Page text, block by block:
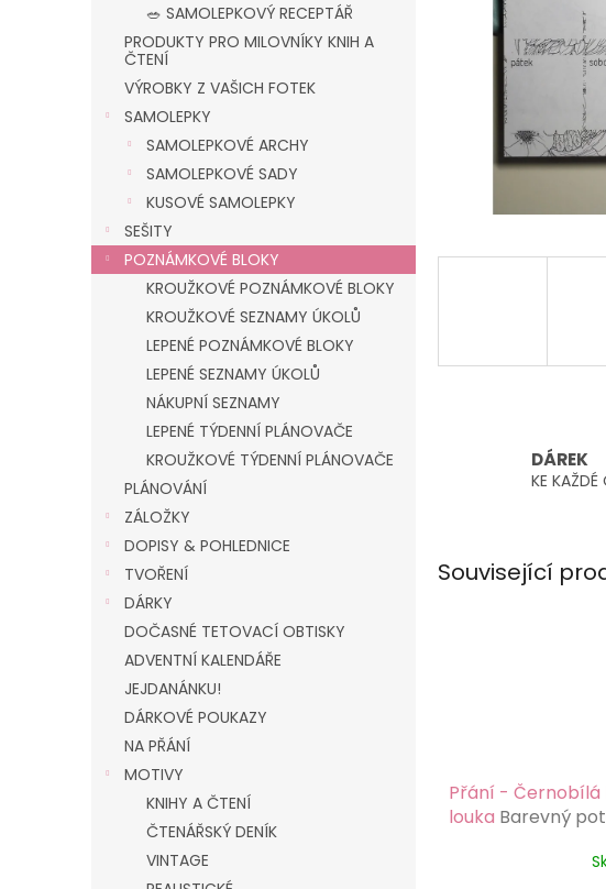
🥗 SAMOLEPKOVÝ RECEPTÁŘ
PRODUKTY PRO MILOVNÍKY KNIH A
ČTENÍ
VÝROBKY Z VAŠICH FOTEK
SAMOLEPKY
SAMOLEPKOVÉ ARCHY
SAMOLEPKOVÉ SADY
KUSOVÉ SAMOLEPKY
SEŠITY
POZNÁMKOVÉ BLOKY
KROUŽKOVÉ POZNÁMKOVÉ BLOKY
KROUŽKOVÉ SEZNAMY ÚKOLŮ
LEPENÉ POZNÁMKOVÉ BLOKY
LEPENÉ SEZNAMY ÚKOLŮ
NÁKUPNÍ SEZNAMY
LEPENÉ TÝDENNÍ PLÁNOVAČE
KROUŽKOVÉ TÝDENNÍ PLÁNOVAČE
PLÁNOVÁNÍ
ZÁLOŽKY
DOPISY & POHLEDNICE
TVOŘENÍ
DÁRKY
DOČASNÉ TETOVACÍ OBTISKY
ADVENTNÍ KALENDÁŘE
JEJDANÁNKU!
DÁRKOVÉ POUKAZY
NA PŘÁNÍ
MOTIVY
KNIHY A ČTENÍ
ČTENÁŘSKÝ DENÍK
VINTAGE
DÁREK
KE KAŽDÉ
Související
Přání - Černobílá
louka Barevný